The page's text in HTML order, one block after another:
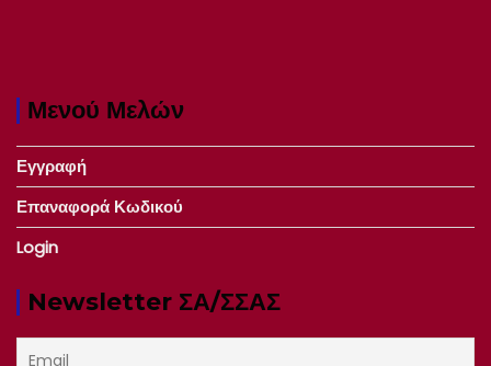
Μενού Μελών
Εγγραφή
Επαναφορά Κωδικού
Login
Newsletter ΣΑ/ΣΣΑΣ